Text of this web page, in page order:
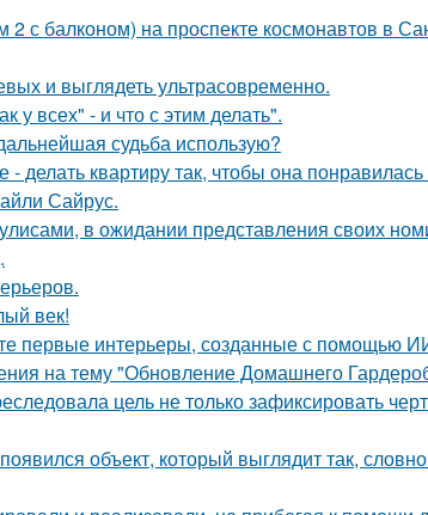
с балконом) на проспекте космонавтов в
и выглядеть ультрасовременно.
у всех" - и что с этим делать".
судьба использую?
делать квартиру так, чтобы она
Сайрус.
в ожидании представления своих
век!
первые интерьеры, созданные с помощью
на тему "Обновление Домашнего
цель не только зафиксировать
объект, который выглядит так,